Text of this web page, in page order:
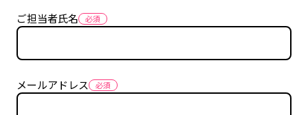
ご担当者氏名
メールアドレス